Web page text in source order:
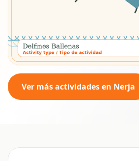
Ver más actividades en Nerja